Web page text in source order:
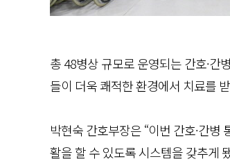
총 48병상 규모로 운영되는 간호·
들이 더욱 쾌적한 환경에서 치료를
박현숙 간호부장은 “이번 간호·간
활을 할 수 있도록 시스템을 갖추게